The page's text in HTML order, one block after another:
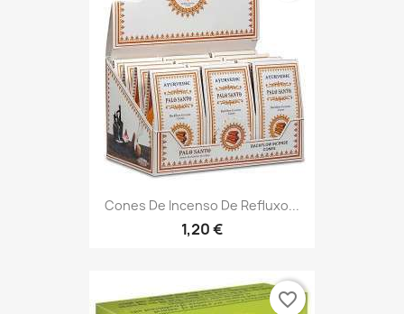
Cones De Incenso De Refluxo...
1,20 €
favorite_border